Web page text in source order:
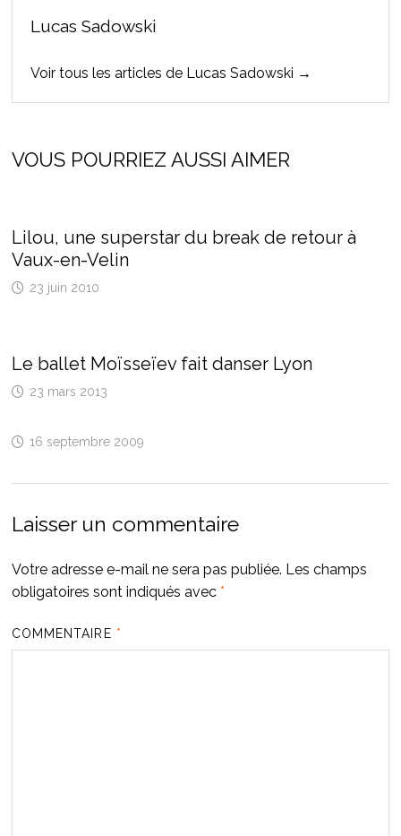
Lucas Sadowski
Voir tous les articles de Lucas Sadowski →
VOUS POURRIEZ AUSSI AIMER
Lilou, une superstar du break de retour à
Vaux-en-Velin
23 juin 2010
Le ballet Moïsseïev fait danser Lyon
23 mars 2013
16 septembre 2009
Laisser un commentaire
Votre adresse e-mail ne sera pas publiée. Les champs
obligatoires sont indiqués avec *
COMMENTAIRE *